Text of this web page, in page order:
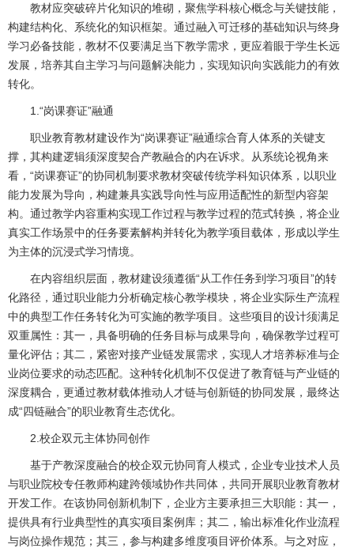
教材应突破碎片化知识的堆砌，聚焦学科核心概念与关键技能，
构建结构化、系统化的知识框架。通过融入可迁移的基础知识与终身
学习必备技能，教材不仅要满足当下教学需求，更应着眼于学生长远
发展，培养其自主学习与问题解决能力，实现知识向实践能力的有效
转化。
1.“岗课赛证”融通
职业教育教材建设作为“岗课赛证”融通综合育人体系的关键支
撑，其构建逻辑须深度契合产教融合的内在诉求。从系统论视角来
看，“岗课赛证”的协同机制要求教材突破传统学科知识体系，以职业
能力发展为导向，构建兼具实践导向性与应用适配性的新型内容架
构。通过教学内容重构实现工作过程与教学过程的范式转换，将企业
真实工作场景中的任务要素解构并转化为教学项目载体，形成以学生
为主体的沉浸式学习情境。
在内容组织层面，教材建设须遵循“从工作任务到学习项目”的转
化路径，通过职业能力分析确定核心教学模块，将企业实际生产流程
中的典型工作任务转化为可实施的教学项目。这些项目的设计须满足
双重属性：其一，具备明确的任务目标与成果导向，确保教学过程可
量化评估；其二，紧密对接产业链发展需求，实现人才培养标准与企
业岗位要求的动态匹配。这种转化机制不仅促进了教育链与产业链的
深度耦合，更通过教材载体推动人才链与创新链的协同发展，最终达
成“四链融合”的职业教育生态优化。
2.校企双元主体协同创作
基于产教深度融合的校企双元协同育人模式，企业专业技术人员
与职业院校专任教师构建跨领域协作共同体，共同开展职业教育教材
开发工作。在该协同创新机制下，企业方主要承担三大职能：其一，
提供具有行业典型性的真实项目案例库；其二，输出标准化作业流程
与岗位操作规范；其三，参与构建多维度项目评价体系。与之对应，